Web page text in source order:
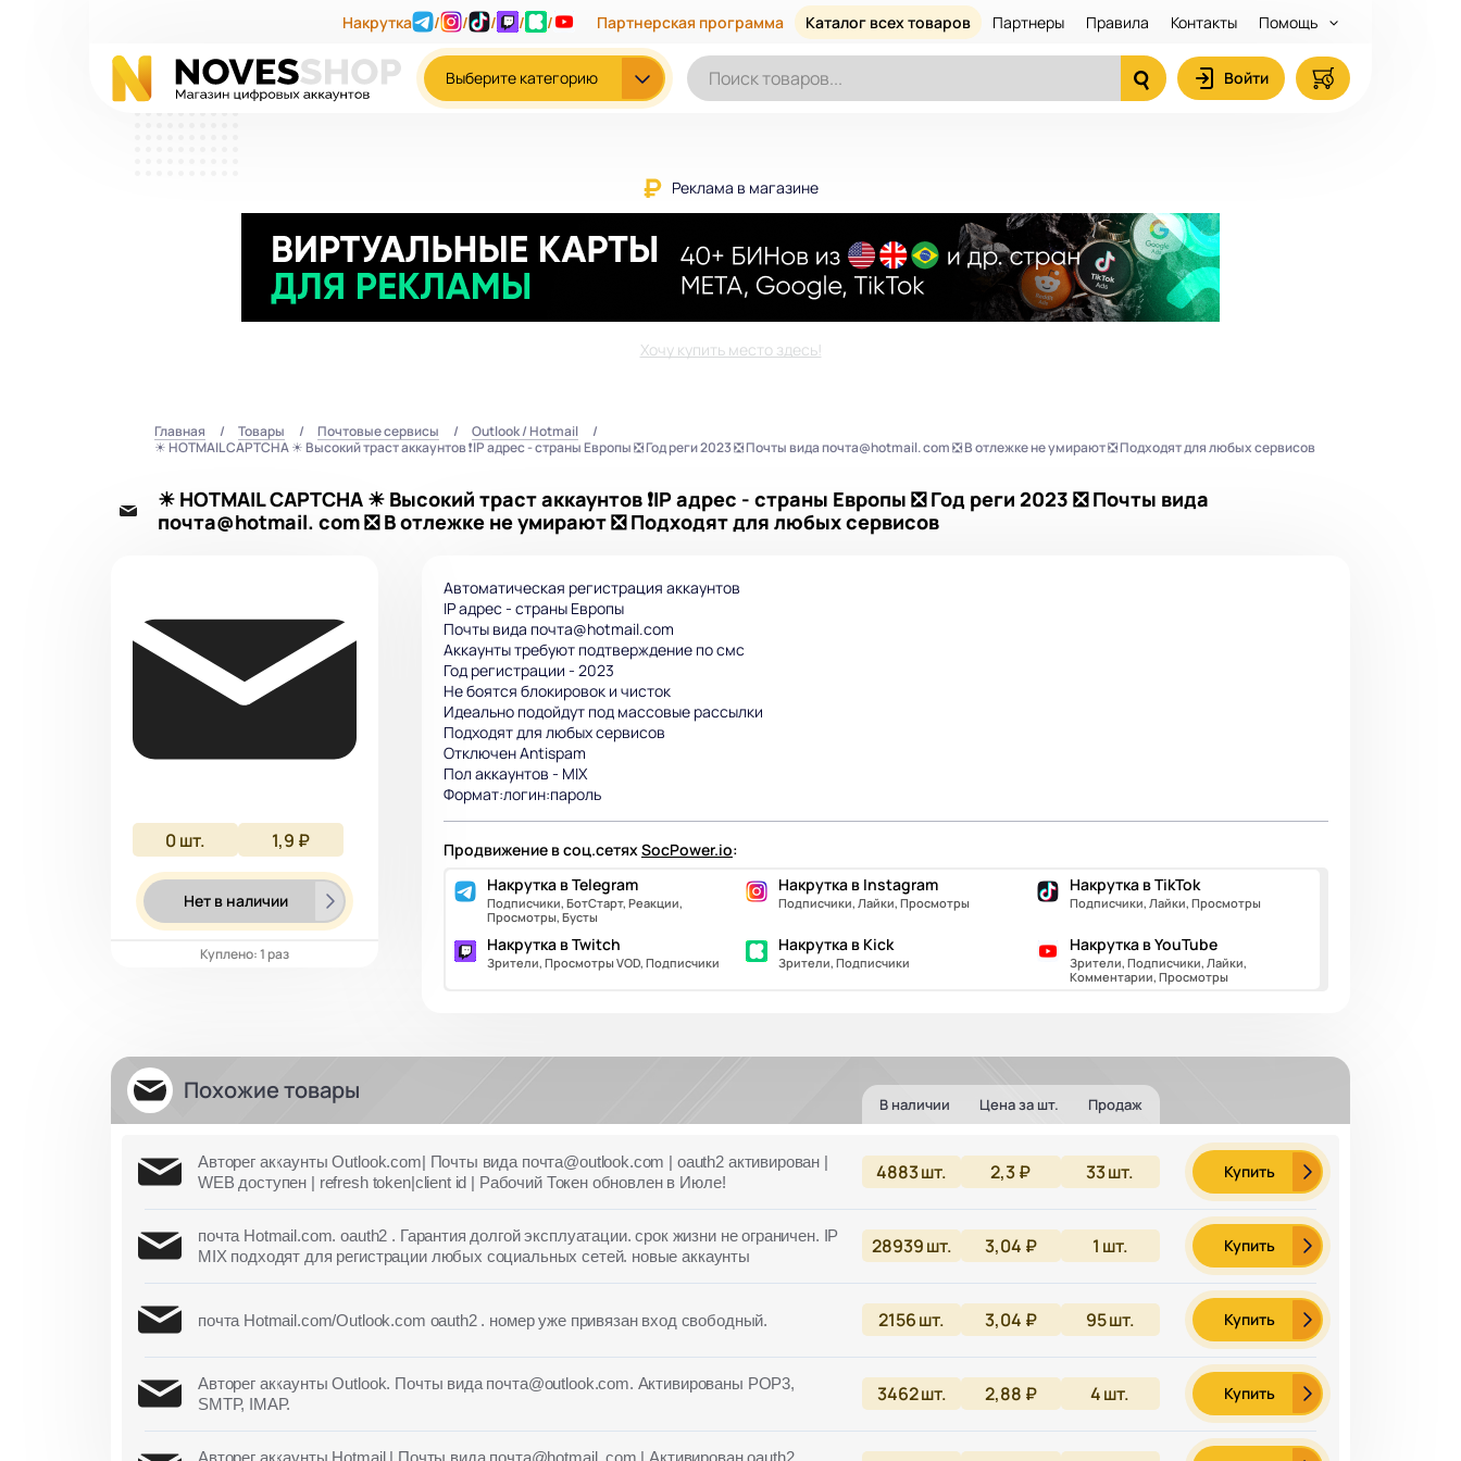
Накрутка / / / / / Партнерская программа Каталог всех товаров Партнеры Правила Контакты Помощь
Выберите категорию Войти
Реклама в магазине
Хочу купить место здесь!
Главная Товары Почтовые сервисы
Outlook / Hotmail
☀ HOTMAIL CAPTCHA ☀ Высокий траст аккаунтов ❗IP адрес - страны Европы ❎ Год реги 2023 ❎ Почты вида почта@hotmail. com ❎ В отлежке не умирают ❎ Подходят для любых сервисов
☀ HOTMAIL CAPTCHA ☀ Высокий траст аккаунтов ❗IP адрес - страны Европы ❎ Год реги 2023 ❎ Почты вида
почта@hotmail. com ❎ В отлежке не умирают ❎ Подходят для любых сервисов
0шт. 1,9 ₽
Нет в наличии
Куплено: 1 раз
Автоматическая регистрация аккаунтов
IP адрес - страны Европы
Почты вида почта@hotmail.com
Аккаунты требуют подтверждение по смс
Год регистрации - 2023
Не боятся блокировок и чисток
Идеально подойдут под массовые рассылки
Подходят для любых сервисов
Отключен Antispam
Пол аккаунтов - MIX
Формат:логин:пароль
Продвижение в соц.сетяхSocPower.io:
Накрутка в Telegram
Подписчики, БотСтарт, Реакции,
Просмотры, Бусты
Накрутка в Instagram
Подписчики, Лайки, Просмотры
Накрутка в TikTok
Подписчики, Лайки, Просмотры
Накрутка в Twitch
Зрители, Просмотры VOD, Подписчики
Накрутка в Kick
Зрители, Подписчики
Накрутка в YouTube
Зрители, Подписчики, Лайки,
Комментарии, Просмотры
Похожие товары В наличии Цена за шт. Продаж
Авторег аккаунты Outlook.com| Почты вида почта@outlook.com | oauth2 активирован |
WEB доступен | refresh token|client id | Рабочий Токен обновлен в Июле!
4883шт. 2,3 ₽ 33шт. Купить
почта Hotmail.com. oauth2 . Гарантия долгой эксплуатации. cрок жизни не ограничен. IP
MIX подходят для регистрации любых социальных сетей. новые аккаунты
28939шт. 3,04 ₽ 1 шт. Купить
почта Hotmail.com/Outlook.com oauth2 . номер уже привязан вход свободный. 2156шт. 3,04 ₽ 95шт. Купить
Авторег аккаунты Outlook. Почты вида почта@outlook.com. Активированы POP3,
SMTP, IMAP.
3462шт. 2,88 ₽ 4шт. Купить
Авторег аккаунты Hotmail | Почты вида почта@hotmail .com | Активирован oauth2